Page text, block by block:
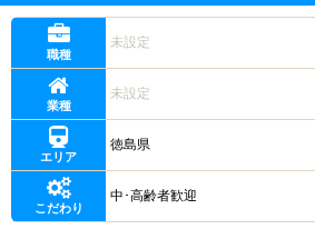
職種
未設定
業種
未設定
エリア
徳島県
こだわり
中･高齢者歓迎